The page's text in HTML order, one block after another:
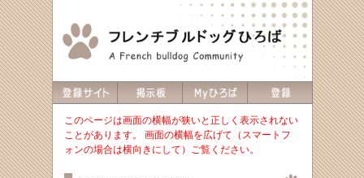
このページは画面の横幅が狭いと正しく表示されない
ことがあります。 画面の横幅を広げて（スマートフ
ォンの場合は横向きにして）ご覧ください。